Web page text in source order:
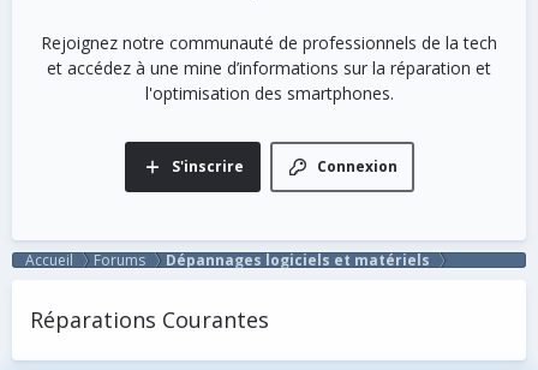
Rejoignez notre communauté de professionnels de la tech
et accédez à une mine d’informations sur la réparation et
l'optimisation des smartphones.
Connexion
S'inscrire
Accueil Forums Dépannages logiciels et matériels
Réparations Courantes